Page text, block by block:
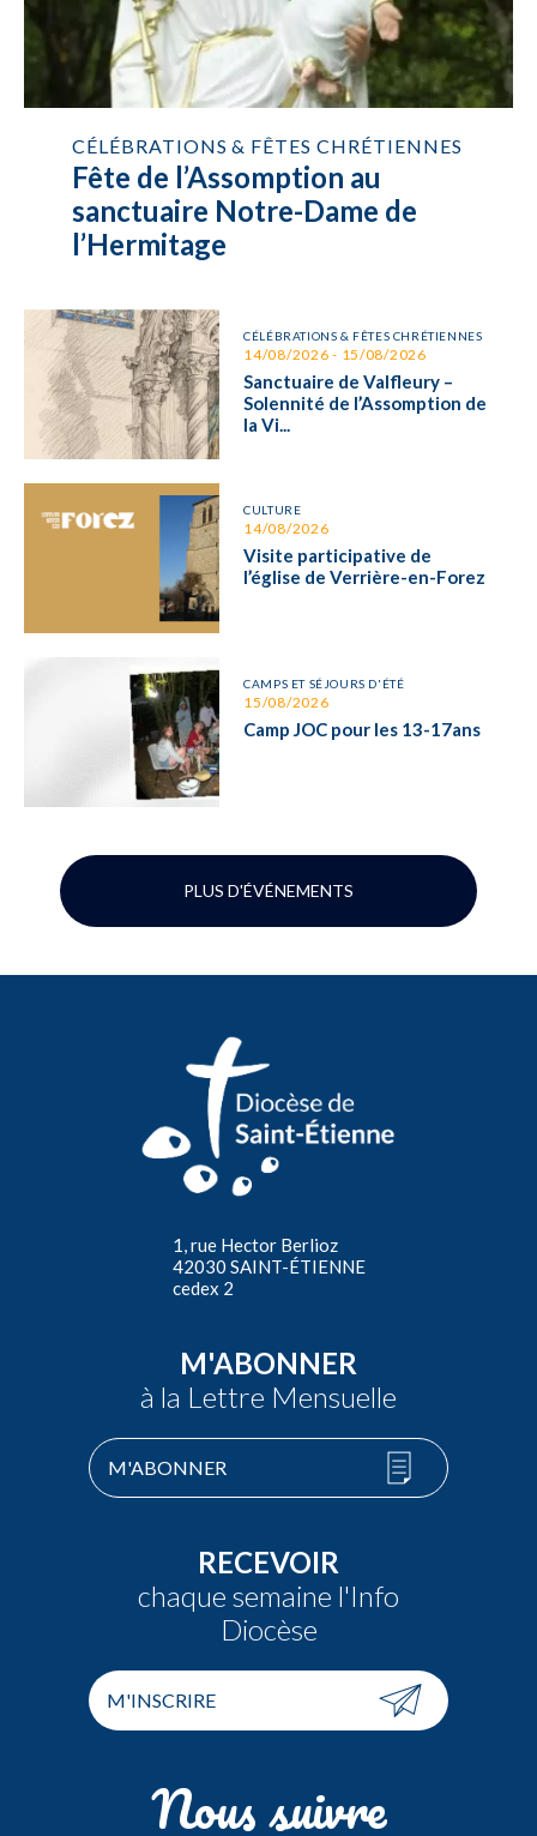
PLUS D'ÉVÉNEMENTS
CÉLÉBRATIONS & FÊTES CHRÉTIENNES
Fête de l’Assomption au
sanctuaire Notre-Dame de
l’Hermitage
CÉLÉBRATIONS & FÊTES CHRÉTIENNES
14/08/2026 - 15/08/2026
Sanctuaire de Valfleury –
Solennité de l’Assomption de
la Vi...
CULTURE
14/08/2026
Visite participative de
l’église de Verrière-en-Forez
CAMPS ET SÉJOURS D'ÉTÉ
15/08/2026
Camp JOC pour les 13-17ans
1, rue Hector Berlioz
42030 SAINT-ÉTIENNE
cedex 2
M'ABONNER
à la Lettre Mensuelle
M'ABONNER
RECEVOIR
chaque semaine l'Info
Diocèse
M'INSCRIRE
Nous suivre